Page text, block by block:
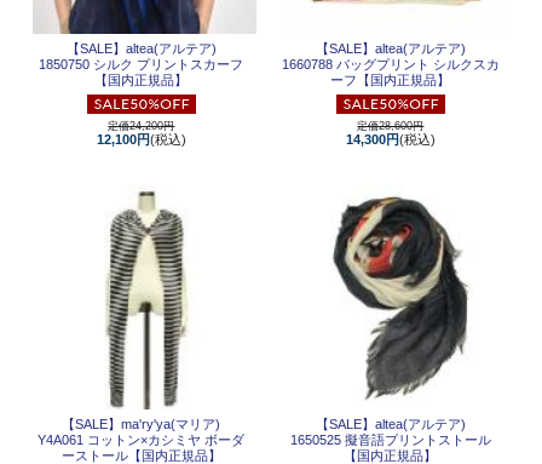
【SALE】 altea(アルテア)
1850750 シルク プリントスカーフ
【国内正規品】
定価24,200円
12,100円(税込)
【SALE】 altea(アルテア)
1660788 バッグプリント シルクスカ
ーフ【国内正規品】
定価28,600円
14,300円(税込)
【SALE】ma'ry'ya(マリア)
Y4A061 コットン×カシミヤ ボーダ
ーストール【国内正規品】
【SALE】 altea(アルテア)
1650525 擬音語プリントストール
【国内正規品】